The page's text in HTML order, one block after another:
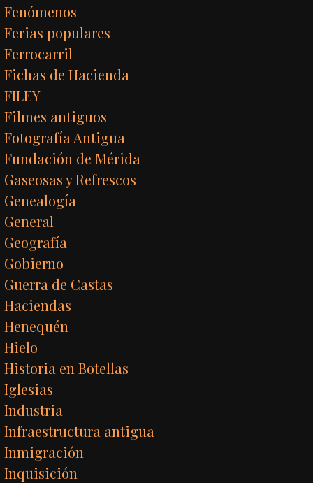
Fenómenos
Ferias populares
Ferrocarril
Fichas de Hacienda
FILEY
Filmes antiguos
Fotografía Antigua
Fundación de Mérida
Gaseosas y Refrescos
Genealogía
General
Geografía
Gobierno
Guerra de Castas
Haciendas
Henequén
Hielo
Historia en Botellas
Iglesias
Industria
Infraestructura antigua
Inmigración
Inquisición